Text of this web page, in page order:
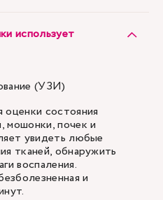
использует
(УЗИ)
состояния
мошонки, почек и
увидеть любые
тканей, обнаружить
воспаления.
и